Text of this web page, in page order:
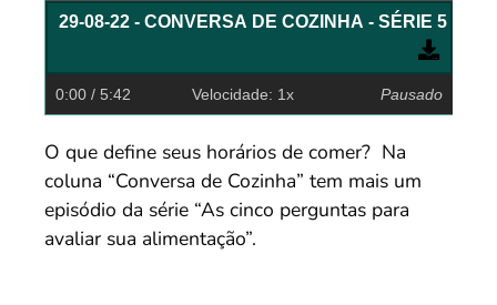
29-08-22 - CONVERSA DE COZINHA - SÉRIE 5
0:00 / 5:42 Velocidade: 1x Pausado
O que define seus horários de comer? Na
coluna “Conversa de Cozinha” tem mais um
episódio da série “As cinco perguntas para
avaliar sua alimentação”.